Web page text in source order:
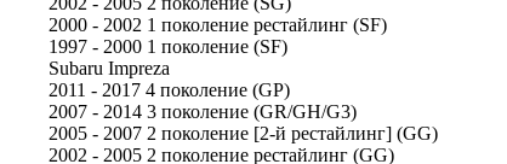
2000 - 2002 1 поколение рестайлинг (SF)
1997 - 2000 1 поколение (SF)
Subaru Impreza
2011 - 2017 4 поколение (GP)
2007 - 2014 3 поколение (GR/GH/G3)
2005 - 2007 2 поколение [2-й рестайлинг] (GG)
2002 - 2005 2 поколение рестайлинг (GG)